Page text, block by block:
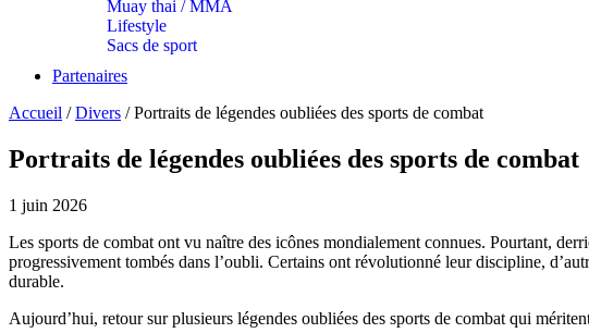
Muay thai / MMA
Lifestyle
Sacs de sport
Partenaires
Accueil / Divers / Portraits de légendes oubliées des sports de combat
Portraits de légendes oubliées des sports de combat
1 juin 2026
Les sports de combat ont vu naître des icônes mondialement connues. Pourtant,
progressivement tombés dans l’oubli. Certains ont révolutionné leur discipline,
durable.
Aujourd’hui, retour sur plusieurs légendes oubliées des sports de combat qui